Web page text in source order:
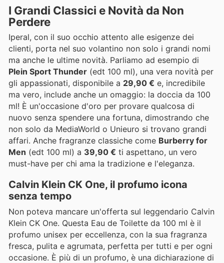
I Grandi Classici e Novità da Non
Perdere
Iperal, con il suo occhio attento alle esigenze dei
clienti, porta nel suo volantino non solo i grandi nomi
ma anche le ultime novità. Parliamo ad esempio di
Plein Sport Thunder (edt 100 ml), una vera novità per
gli appassionati, disponibile a 29,90 € e, incredibile
ma vero, include anche un omaggio: la doccia da 100
ml! È un'occasione d'oro per provare qualcosa di
nuovo senza spendere una fortuna, dimostrando che
non solo da MediaWorld o Unieuro si trovano grandi
affari. Anche fragranze classiche come Burberry for
Men (edt 100 ml) a 39,90 € ti aspettano, un vero
must-have per chi ama la tradizione e l'eleganza.
Calvin Klein CK One, il profumo icona
senza tempo
Non poteva mancare un'offerta sul leggendario Calvin
Klein CK One. Questa Eau de Toilette da 100 ml è il
profumo unisex per eccellenza, con la sua fragranza
fresca, pulita e agrumata, perfetta per tutti e per ogni
occasione. È più di un profumo, è una dichiarazione di